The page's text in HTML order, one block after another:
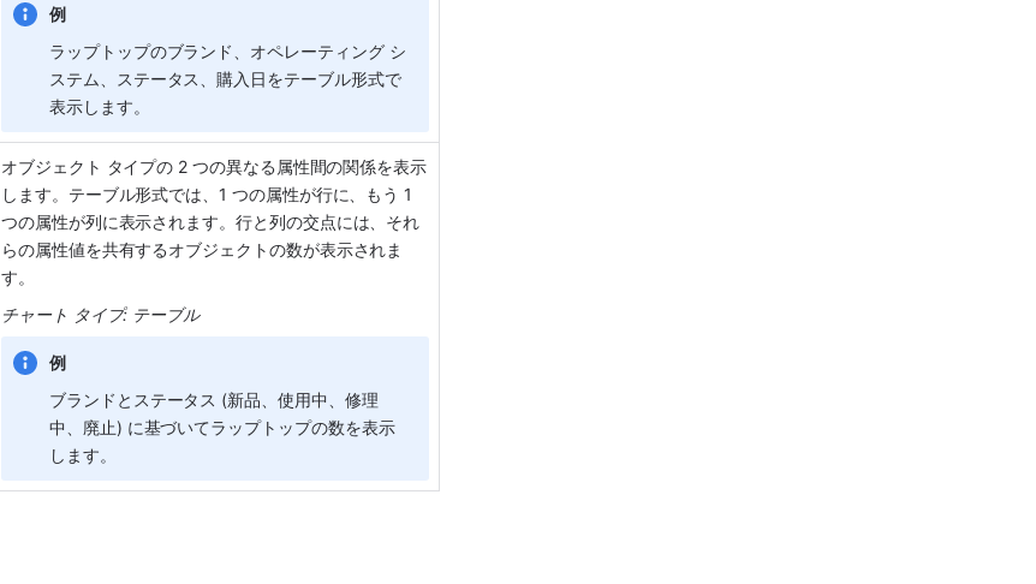
例
ラップトップのブランド、オペレーティング シ
ステム、ステータス、購入日をテーブル形式で
表示します。
オブジェクト タイプの 2 つの異なる属性間の関係を表示
します。テーブル形式では、1 つの属性が行に、もう 1
つの属性が列に表示されます。行と列の交点には、それ
らの属性値を共有するオブジェクトの数が表示されま
す。
チャート タイプ: テーブル
例
ブランドとステータス (新品、使用中、修理
中、廃止) に基づいてラップトップの数を表示
します。